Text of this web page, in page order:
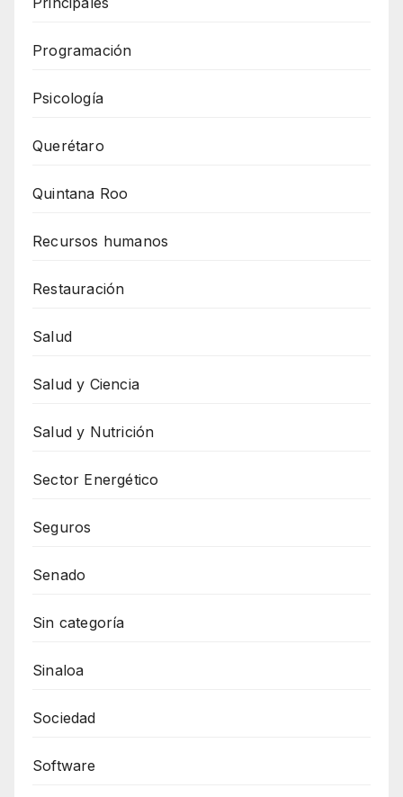
Programación
Psicología
Querétaro
Quintana Roo
Recursos humanos
Restauración
Salud
Salud y Ciencia
Salud y Nutrición
Sector Energético
Seguros
Senado
Sin categoría
Sinaloa
Sociedad
Software